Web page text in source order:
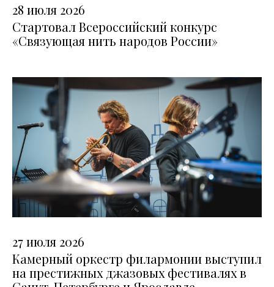
28 июля 2026
Стартовал Всероссийский конкурс
«Связующая нить народов России»
27 июля 2026
Камерный оркестр филармонии выступил
на престижных джазовых фестивалях в